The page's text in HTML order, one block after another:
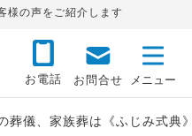
様の声をご紹介します
お電話 お問合せ
葬儀、家族葬は《ふじみ式典